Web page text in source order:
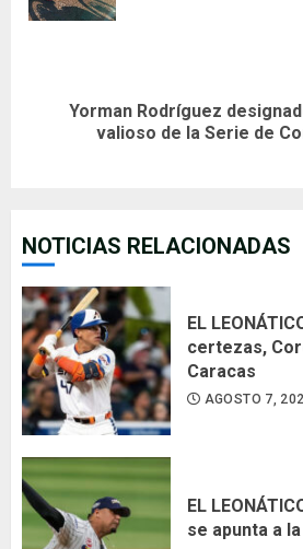
Yorman Rodríguez
valioso de la Serie de
NOTICIAS RELACIONADAS
EL
certezas,
Caracas
AGOSTO 7,
EL
se apunta a